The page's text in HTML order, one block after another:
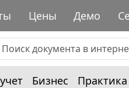
Цены Демо
Бизнес Практика